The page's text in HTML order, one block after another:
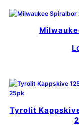
Tyrolit